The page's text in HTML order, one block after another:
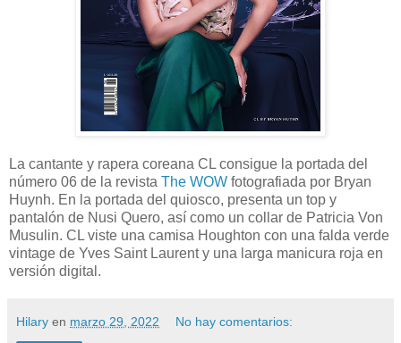
La cantante y rapera coreana CL consigue la portada del
número 06 de la revista The WOW fotografiada por Bryan
Huynh. En la portada del quiosco, presenta un top y
pantalón de Nusi Quero, así como un collar de Patricia Von
Musulin. CL viste una camisa Houghton con una falda verde
vintage de Yves Saint Laurent y una larga manicura roja en
versión digital.
Hilary en marzo 29, 2022 No hay comentarios: